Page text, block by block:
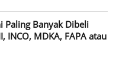
Paling Banyak Dibeli
INCO, MDKA, FAPA atau